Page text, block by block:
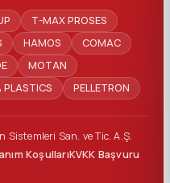
T-MAX PROSES
HAMOS
COMAC
MOTAN
PLASTICS PELLETRON
Sistemleri San. ve Tic. A.Ş.
KoşullarıKVKK Başvuru